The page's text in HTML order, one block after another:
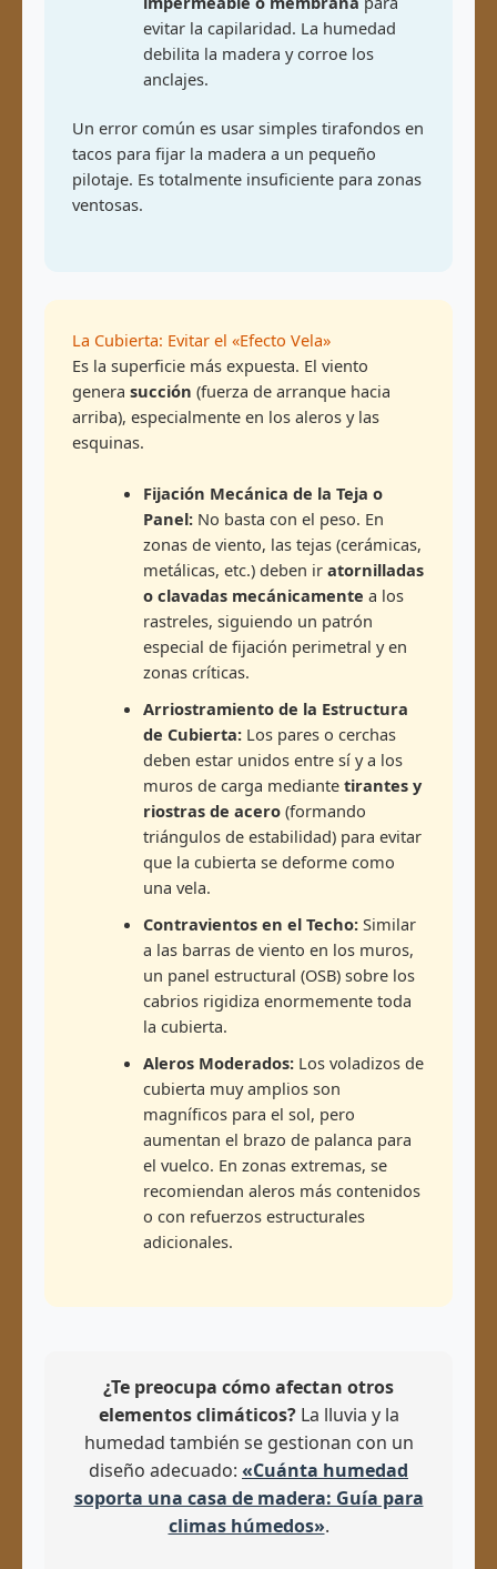
evitar la capilaridad. La humedad
debilita la madera y corroe los
anclajes.
Un error común es usar simples tirafondos en
tacos para fijar la madera a un pequeño
pilotaje. Es totalmente insuficiente para zonas
ventosas.
La Cubierta: Evitar el «Efecto Vela»
Es la superficie más expuesta. El viento
genera succión (fuerza de arranque hacia
arriba), especialmente en los aleros y las
esquinas.
Fijación Mecánica de la Teja o
Panel:No basta con el peso. En
zonas de viento, las tejas (cerámicas,
metálicas, etc.) deben ir atornilladas
o clavadas mecánicamente a los
rastreles, siguiendo un patrón
especial de fijación perimetral y en
zonas críticas.
Arriostramiento de la Estructura
de Cubierta:Los pares o cerchas
deben estar unidos entre sí y a los
muros de carga mediante tirantes y
riostras de acero(formando
triángulos de estabilidad) para evitar
que la cubierta se deforme como
una vela.
Contravientos en el Techo:Similar
a las barras de viento en los muros,
un panel estructural (OSB) sobre los
cabrios rigidiza enormemente toda
la cubierta.
Aleros Moderados:Los voladizos de
cubierta muy amplios son
magníficos para el sol, pero
aumentan el brazo de palanca para
el vuelco. En zonas extremas, se
recomiendan aleros más contenidos
o con refuerzos estructurales
adicionales.
¿Te preocupa cómo afectan otros
elementos climáticos?La lluvia y la
humedad también se gestionan con un
diseño adecuado: «Cuánta humedad
soporta una casa de madera: Guía para
climas húmedos».